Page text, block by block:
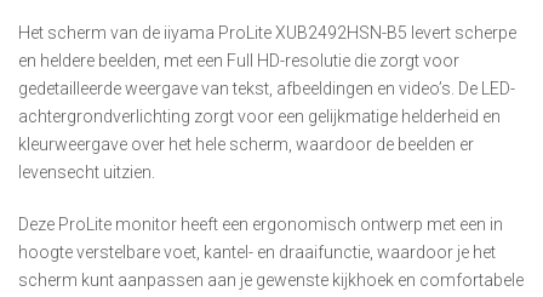
Het scherm van de iiyama ProLite XUB2492HSN-B5 levert scherpe
en heldere beelden, met een Full HD-resolutie die zorgt voor
gedetailleerde weergave van tekst, afbeeldingen en video’s. De LED-
achtergrondverlichting zorgt voor een gelijkmatige helderheid en
kleurweergave over het hele scherm, waardoor de beelden er
levensecht uitzien.
Deze ProLite monitor heeft een ergonomisch ontwerp met een in
hoogte verstelbare voet, kantel- en draaifunctie, waardoor je het
scherm kunt aanpassen aan je gewenste kijkhoek en comfortabele